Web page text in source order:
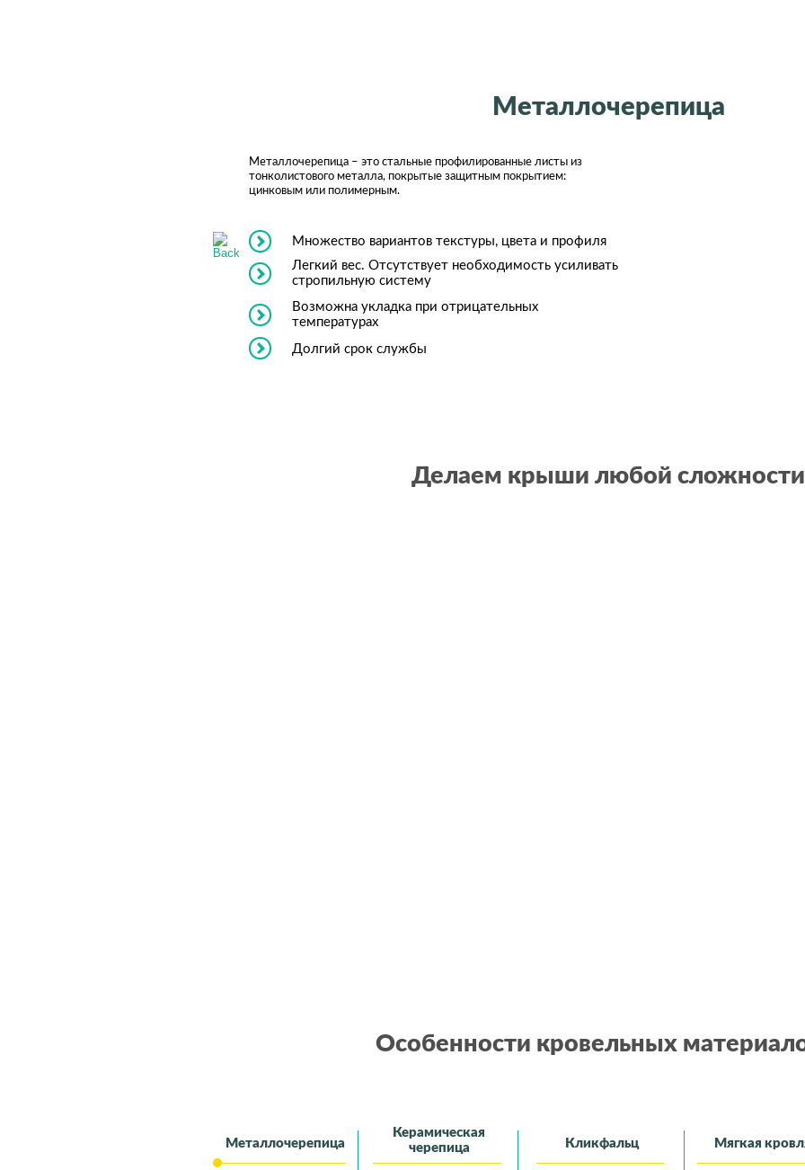
Делаем крыши любой сложности
Металлочерепица
Металлочерепица – это стальные профилированные листы из
тонколистового металла, покрытые защитным покрытием:
цинковым или полимерным.
Множество вариантов текстуры, цвета и профиля
Легкий вес. Отсутствует необходимость усиливать
стропильную систему
Возможна укладка при отрицательных
температурах
Долгий срок службы
Особенности кровельных
Металлочерепица
Керамическая
черепица
Кликфальц Мягкая